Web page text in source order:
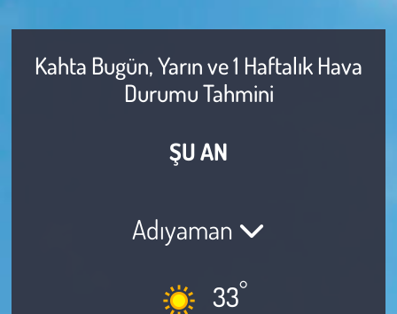
Kahta Bugün, Yarın ve 1 Haftalık Hava
Durumu Tahmini
ŞU AN
Adıyaman
33°
Ekonomi
Yaşam
Tüm Manşetler
Son Dakika Haberleri